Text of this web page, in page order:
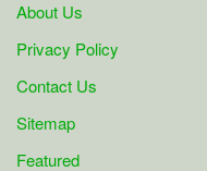
About Us
Privacy Policy
Contact Us
Sitemap
Featured